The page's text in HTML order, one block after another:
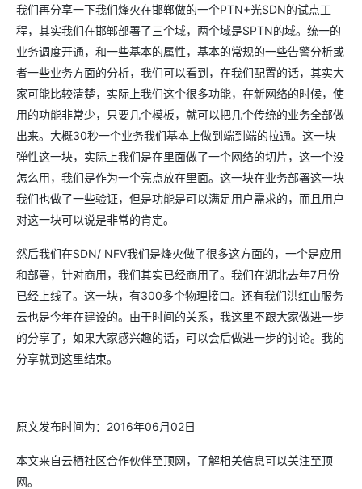
我们再分享一下我们烽火在邯郸做的一个PTN+光SDN的试点工
程，其实我们在邯郸部署了三个域，两个域是SPTN的域。统一的
业务调度开通，和一些基本的属性，基本的常规的一些告警分析或
者一些业务方面的分析，我们可以看到，在我们配置的话，其实大
家可能比较清楚，实际上我们这个很多功能，在新网络的时候，使
用的功能非常少，只要几个模板，就可以把几个传统的业务全部做
出来。大概30秒一个业务我们基本上做到端到端的拉通。这一块
弹性这一块，实际上我们是在里面做了一个网络的切片，这一个没
怎么用，我们是作为一个亮点放在里面。这一块在业务部署这一块
我们也做了一些验证，但是功能是可以满足用户需求的，而且用户
对这一块可以说是非常的肯定。
然后我们在SDN/ NFV我们是烽火做了很多这方面的，一个是应用
和部署，针对商用，我们其实已经商用了。我们在湖北去年7月份
已经上线了。这一块，有300多个物理接口。还有我们洪红山服务
云也是今年在建设的。由于时间的关系，我这里不跟大家做进一步
的分享了，如果大家感兴趣的话，可以会后做进一步的讨论。我的
分享就到这里结束。
原文发布时间为：2016年06月02日
本文来自云栖社区合作伙伴至顶网，了解相关信息可以关注至顶
网。